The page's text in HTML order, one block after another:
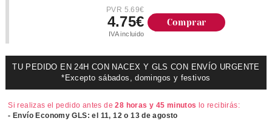
PVR 5.69€
4.75€
IVA incluido
Comprar
TU PEDIDO EN 24H CON NACEX Y GLS CON ENVÍO URGENTE
*Excepto sábados, domingos y festivos
Si realizas el pedido antes de28 horas y 45 minutos lo recibirás:
- Envío Economy GLS: el 11, 12 o 13 de agosto